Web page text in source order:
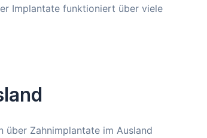
Implantate funktioniert über viele
über Zahnimplantate im Ausland